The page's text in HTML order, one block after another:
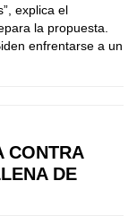
explica el
la propuesta.
enfrentarse a un
CONTRA
DE